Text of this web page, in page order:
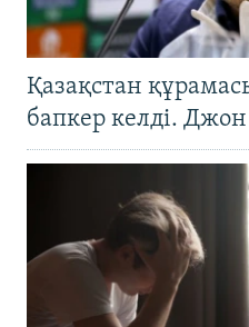
Қазақстан
бапкер келді. Джон